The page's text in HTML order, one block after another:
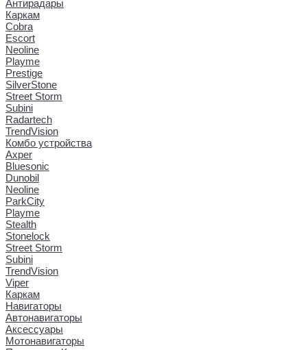
Антирадары
Каркам
Cobra
Escort
Neoline
Playme
Prestige
SilverStone
Street Storm
Subini
Radartech
TrendVision
Комбо устройства
Axper
Bluesonic
Dunobil
Neoline
ParkCity
Playme
Stealth
Stonelock
Street Storm
Subini
TrendVision
Viper
Каркам
Навигаторы
Автонавигаторы
Аксессуары
Мотонавигаторы